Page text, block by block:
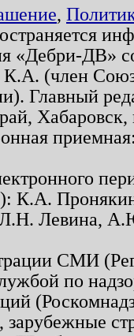
,
«Дебри-ДВ»
(член
Главный
К.А.
Левина,
СМИ
по
зарубежные